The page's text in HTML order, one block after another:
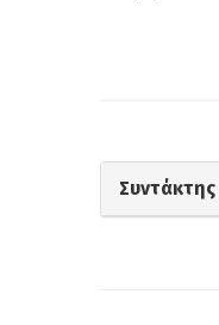
Συντάκτης